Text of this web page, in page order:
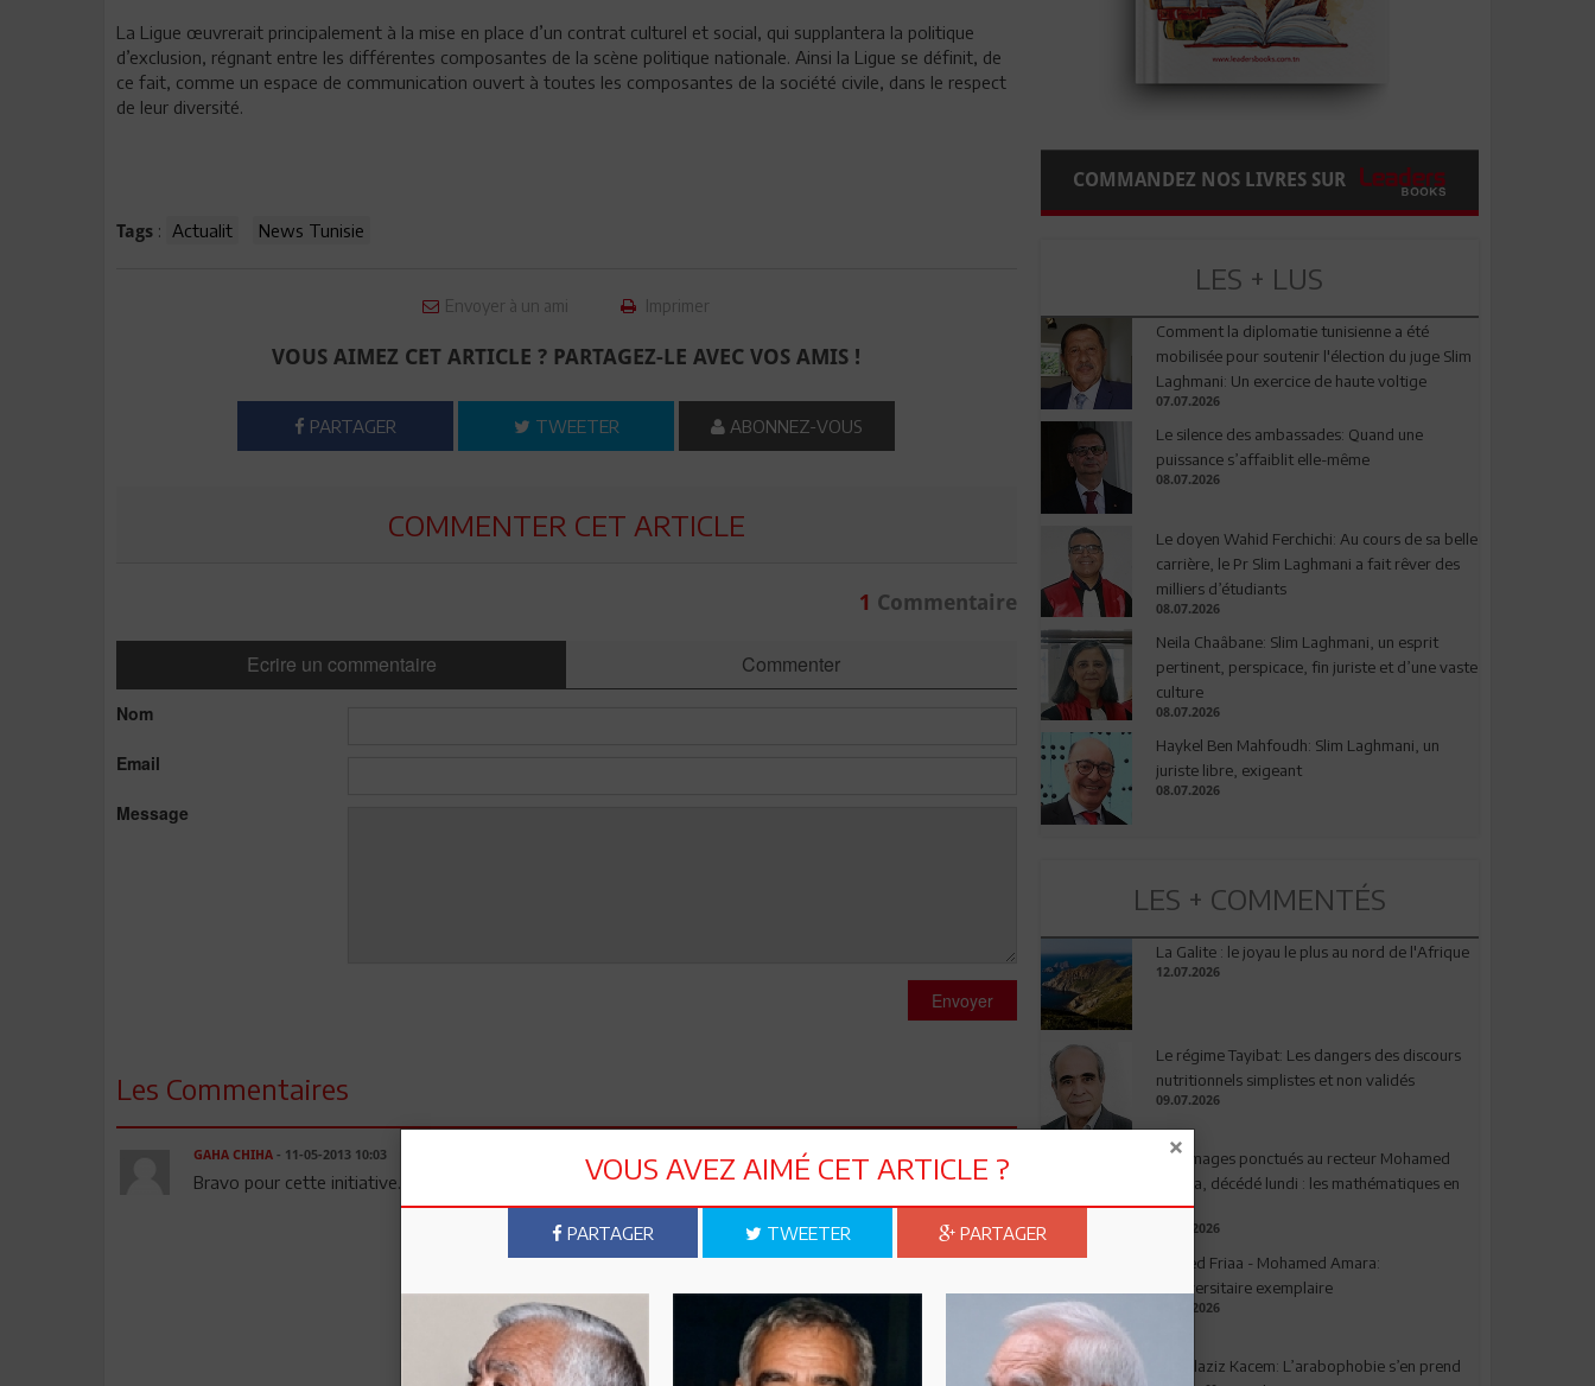
La Ligue œuvrerait principalement à la mise en place d’un contrat culturel et social, qui supplantera la politique
d’exclusion, régnant entre les différentes composantes de la scène politique nationale. Ainsi la Ligue se définit, de
ce fait, comme un espace de communication ouvert à toutes les composantes de la société civile, dans le respect
de leur diversité.
Tags : Actualit News Tunisie
Envoyer à un ami Imprimer
VOUS AIMEZ CET ARTICLE ? PARTAGEZ-LE AVEC VOS AMIS !
PARTAGER TWEETER ABONNEZ-VOUS
COMMENTER CET ARTICLE
1 Commentaire
Ecrire un commentaire Commenter
Nom
Email
Message
Envoyer
Les Commentaires
GAHA CHIHA- 11-05-2013 10:03
Bravo pour cette initiative.. Je suis partant.
COMMANDEZ NOS LIVRES SUR
LES + LUS
Comment la diplomatie tunisienne a été
mobilisée pour soutenir l'élection du juge Slim
Laghmani: Un exercice de haute voltige
07.07.2026
Le silence des ambassades: Quand une
puissance s’affaiblit elle-même
08.07.2026
Le doyen Wahid Ferchichi: Au cours de sa belle
carrière, le Pr Slim Laghmani a fait rêver des
milliers d’étudiants
08.07.2026
Neila Chaâbane: Slim Laghmani, un esprit
pertinent, perspicace, fin juriste et d’une vaste
culture
08.07.2026
Haykel Ben Mahfoudh: Slim Laghmani, un
juriste libre, exigeant
08.07.2026
LES + COMMENTÉS
La Galite : le joyau le plus au nord de l'Afrique
12.07.2026
Le régime Tayibat: Les dangers des discours
nutritionnels simplistes et non validés
09.07.2026
Hommages ponctués au recteur Mohamed
Amara, décédé lundi : les mathématiques en
deuil
03.08.2026
Ahmed Friaa - Mohamed Amara:
l’Universitaire exemplaire
04.08.2026
Abdelaziz Kacem: L’arabophobie s’en prend
VOUS AVEZ AIMÉ CET ARTICLE ?
PARTAGER TWEETER PARTAGER